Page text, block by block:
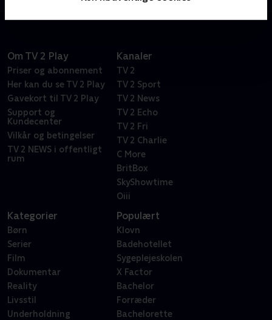
Om TV 2 Play
Priser og abonnement
Her kan du se TV 2 Play
Gavekort til TV 2 Play
Support og
Kundecenter
Vilkår og betingelser
TV 2 NEWS i offentligt
rum
Kanaler
TV 2
TV 2 Sport
TV 2 News
TV 2 Echo
TV 2 Fri
TV 2 Charlie
C More
BritBox
SkyShowtime
Oiii
Kategorier
Børn
Serier
Film
Dokumentar
Reality
Livsstil
Underholdning
Populært
Klovn
Badehotellet
Sygeplejeskolen
X Factor
Bachelor
Forræder
Bachelorette